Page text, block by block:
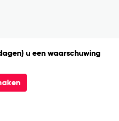
u een waarschuwing